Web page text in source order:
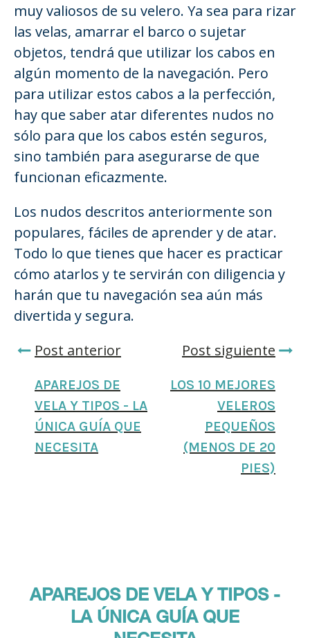
muy valiosos de su velero. Ya sea para rizar
las velas, amarrar el barco o sujetar
objetos, tendrá que utilizar los cabos en
algún momento de la navegación. Pero
para utilizar estos cabos a la perfección,
hay que saber atar diferentes nudos no
sólo para que los cabos estén seguros,
sino también para asegurarse de que
funcionan eficazmente.
Los nudos descritos anteriormente son
populares, fáciles de aprender y de atar.
Todo lo que tienes que hacer es practicar
cómo atarlos y te servirán con diligencia y
harán que tu navegación sea aún más
divertida y segura.
Post anterior
APAREJOS DE
VELA Y TIPOS - LA
ÚNICA GUÍA QUE
NECESITA
Post siguiente
LOS 10 MEJORES
VELEROS
PEQUEÑOS
(MENOS DE 20
PIES)
APAREJOS DE VELA Y TIPOS -
LA ÚNICA GUÍA QUE